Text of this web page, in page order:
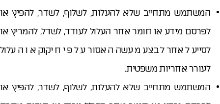
המשתמש מתחייב שלא להעלות, לשלוף, לשדר, להפיץ או
לפרסם מידע או חומר אחר העלול לעודד, לשדל, להמריץ או
לסייע לאחר לבצע מעשה האסור על פי חיקוק או העלול
לעורר אחריות משפטית.
המשתמש מתחייב שלא להעלות, לשלוף, לשדר, להפיץ או